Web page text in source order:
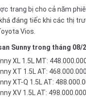
trang bị cho cả năm
đáng tiếc khi các thị
Vios.
Sunny trong tháng 08/
XL 1.5L MT:
XT 1.5L AT:
XT-Q 1.5L AT:
XV 1.5L AT: